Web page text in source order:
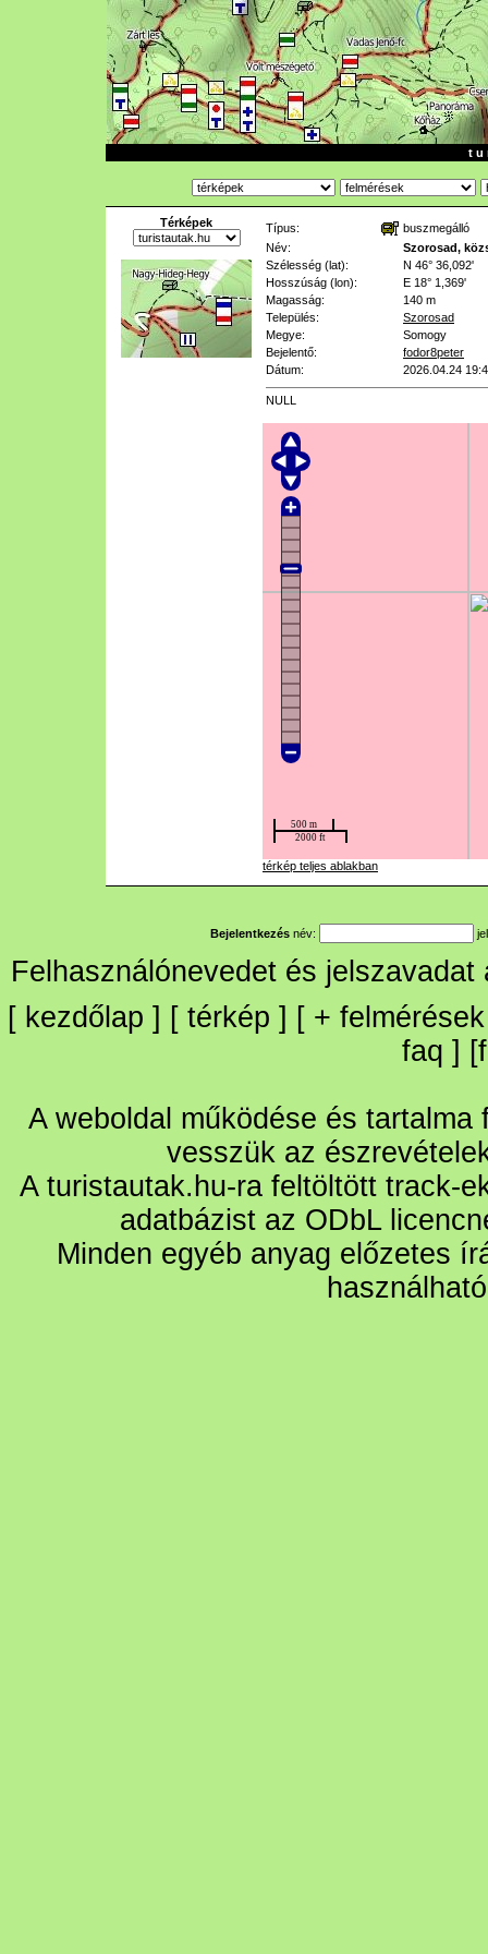
t u
Térképek Típus:
buszmegálló
Név:
Szorosad,
Szélesség (lat):
N 46° 36,092'
Hosszúság (lon):
E 18° 1,369'
Magasság:
140 m
Település:
Szorosad
Megye:
Somogy
Bejelentő:
fodor8peter
Dátum:
2026.04.24
NULL
térkép teljes ablakban
Bejelentkezés név:
Felhasználónevedet és
[ kezdőlap ] [ térkép ] [ + felmérések
faq ] [
A weboldal működése és
vesszük az
A turistautak.hu-ra feltöltött track-
adatbázist az ODbL
Minden egyéb anyag előzetes